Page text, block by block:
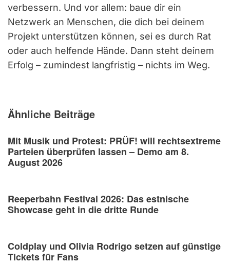
verbessern. Und vor allem: baue dir ein
Netzwerk an Menschen, die dich bei deinem
Projekt unterstützen können, sei es durch Rat
oder auch helfende Hände. Dann steht deinem
Erfolg – zumindest langfristig – nichts im Weg.
Ähnliche Beiträge
Mit Musik und Protest: PRÜF! will rechtsextreme
Parteien überprüfen lassen – Demo am 8.
August 2026
Reeperbahn Festival 2026: Das estnische
Showcase geht in die dritte Runde
Coldplay und Olivia Rodrigo setzen auf günstige
Tickets für Fans